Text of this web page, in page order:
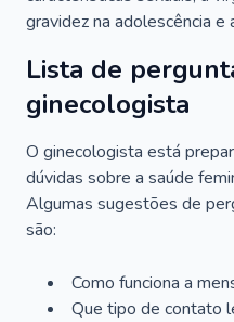
gravidez na adolescência e
Lista de
ginecologista
O ginecologista está
dúvidas sobre a saúde
Algumas sugestões de
são:
Como funciona a
Que tipo de contato